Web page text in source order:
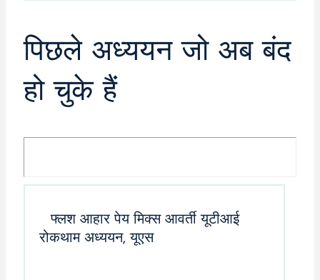
पिछले अध्ययन जो अब बंद
हो चुके हैं
फ्लश आहार पेय मिक्स आवर्ती यूटीआई
रोकथाम अध्ययन, यूएस